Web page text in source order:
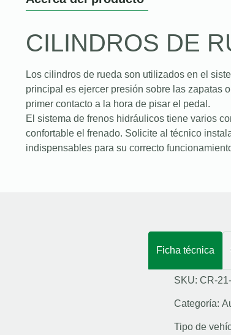
CILINDROS DE
Los cilindros de rueda son utilizados en el
principal es ejercer presión sobre las zapatas
primer contacto a la hora de pisar el pedal.
El sistema de frenos hidráulicos tiene varios
confortable el frenado. Solicite al técnico
indispensables para su correcto
Ficha técnica
SKU: CR-
Categoría:
Tipo de